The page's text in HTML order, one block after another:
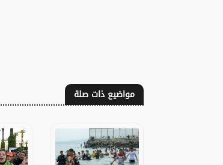
مواضيع ذات صلة